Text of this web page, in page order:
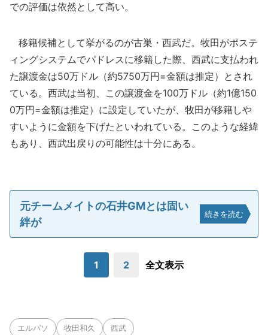
での評価は依然として高い。
移籍候補として挙がるのが古巣・西武だ。牧田がポステ
ィングシステムでパドレスに移籍した際、西武に支払われ
た譲渡金は50万ドル（約5750万円=金額は推定）とされ
ている。西武は当初、この譲渡金を100万ドル（約1億150
0万円=金額は推定）に設定していたが、牧田が移籍しや
すいように金額を下げたといわれている。このような経緯
もあり、西武出戻りの可能性は十分にある。
元チームメイトの石井GMとは固い
絆が
続きを読む
1 2 全文表示
エルパソ 牧田和久 西武